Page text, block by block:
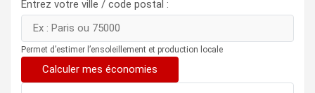
Entrez votre ville / code postal :
Permet d’estimer l’ensoleillement et production locale
Calculer mes économies